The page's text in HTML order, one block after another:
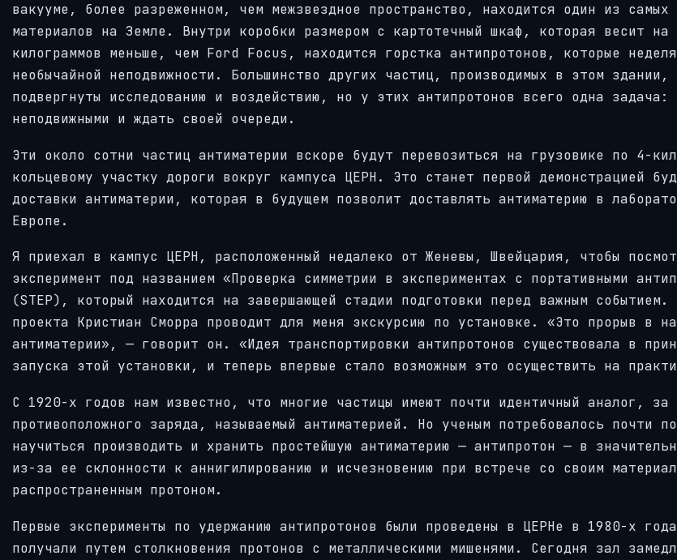
вакууме, более разреженном, чем межзвездное пространство, находится один из самых
материалов на Земле. Внутри коробки размером с картотечный шкаф, которая весит на
килограммов меньше, чем Ford Focus, находится горстка антипротонов, которые
необычайной неподвижности. Большинство других частиц, производимых в этом
подвергнуты исследованию и воздействию, но у этих антипротонов всего одна задача:
неподвижными и ждать своей очереди.
Эти около сотни частиц антиматерии вскоре будут перевозиться на грузовике по 4-
кольцевому участку дороги вокруг кампуса ЦЕРН. Это станет первой демонстрацией
доставки антиматерии, которая в будущем позволит доставлять антиматерию в
Европе.
Я приехал в кампус ЦЕРН, расположенный недалеко от Женевы, Швейцария, чтобы
эксперимент под названием «Проверка симметрии в экспериментах с портативными
(STEP), который находится на завершающей стадии подготовки перед важным событием.
проекта Кристиан Сморра проводит для меня экскурсию по установке. «Это прорыв в
антиматерии», — говорит он. «Идея транспортировки антипротонов существовала в
запуска этой установки, и теперь впервые стало возможным это осуществить на
С 1920-х годов нам известно, что многие частицы имеют почти идентичный аналог, за
противоположного заряда, называемый антиматерией. Но ученым потребовалось почти
научиться производить и хранить простейшую антиматерию — антипротон — в
из-за ее склонности к аннигилированию и исчезновению при встрече со своим
распространенным протоном.
Первые эксперименты по удержанию антипротонов были проведены в ЦЕРНе в 1980-х
получали путем столкновения протонов с металлическими мишенями. Сегодня зал